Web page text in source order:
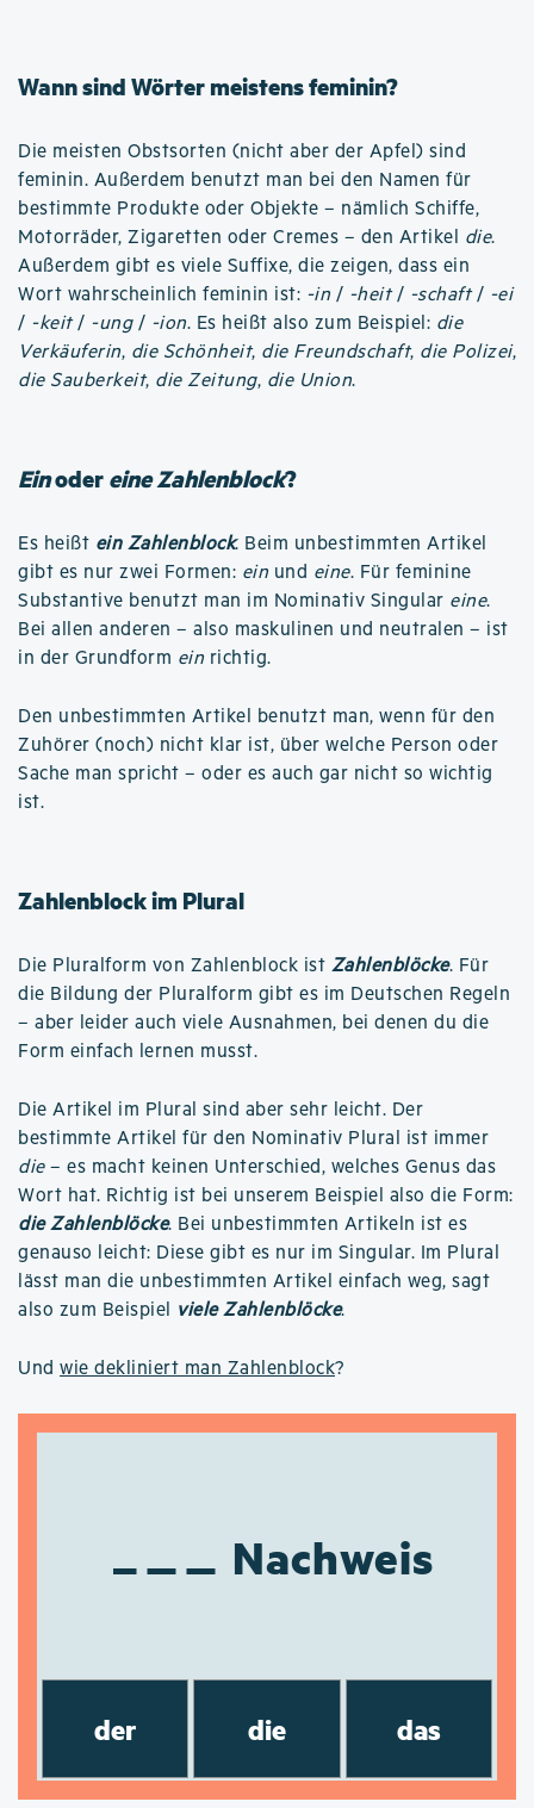
Wann sind Wörter meistens feminin?
Die meisten Obstsorten (nicht aber der Apfel) sind
feminin. Außerdem benutzt man bei den Namen für
bestimmte Produkte oder Objekte – nämlich Schiffe,
Motorräder, Zigaretten oder Cremes – den Artikel die.
Außerdem gibt es viele Suffixe, die zeigen, dass ein
Wort wahrscheinlich feminin ist: -in / -heit/ -schaft/ -ei
/ -keit/ -ung/ -ion. Es heißt also zum Beispiel: die
Verkäuferin, die Schönheit, die Freundschaft, die Polizei,
die Sauberkeit, die Zeitung, die Union.
Einodereine Zahlenblock?
Es heißt ein Zahlenblock. Beim unbestimmten Artikel
gibt es nur zwei Formen: ein und eine. Für feminine
Substantive benutzt man im Nominativ Singular eine.
Bei allen anderen – also maskulinen und neutralen – ist
in der Grundform ein richtig.
Den unbestimmten Artikel benutzt man, wenn für den
Zuhörer (noch) nicht klar ist, über welche Person oder
Sache man spricht – oder es auch gar nicht so wichtig
ist.
Zahlenblock im Plural
Die Pluralform von Zahlenblock ist Zahlenblöcke. Für
die Bildung der Pluralform gibt es im Deutschen Regeln
– aber leider auch viele Ausnahmen, bei denen du die
Form einfach lernen musst.
Die Artikel im Plural sind aber sehr leicht. Der
bestimmte Artikel für den Nominativ Plural ist immer
die– es macht keinen Unterschied, welches Genus das
Wort hat. Richtig ist bei unserem Beispiel also die Form:
die Zahlenblöcke. Bei unbestimmten Artikeln ist es
genauso leicht: Diese gibt es nur im Singular. Im Plural
lässt man die unbestimmten Artikel einfach weg, sagt
also zum Beispiel viele Zahlenblöcke.
Und wie dekliniert man Zahlenblock?
Nachweis
der die das